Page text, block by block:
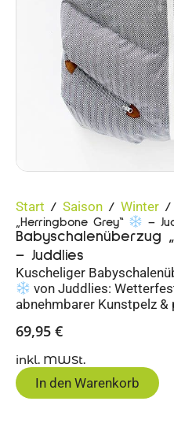
Start / Saison / Winter /
„Herringbone Grey“
–
Babyschalenüberzug
– Juddlies
Kuscheliger
von Juddlies:
abnehmbarer Kunstpelz
69,95 €
inkl. MWSt.
In den Warenkorb